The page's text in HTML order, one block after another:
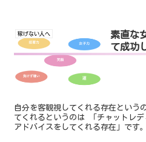
稼げない人へ
素直な
て成功
自分を客観視してくれる存在というのはす
てくれるというのは 「チャットレ
アドバイスをしてくれる存在」です。 これはチャットレディの業